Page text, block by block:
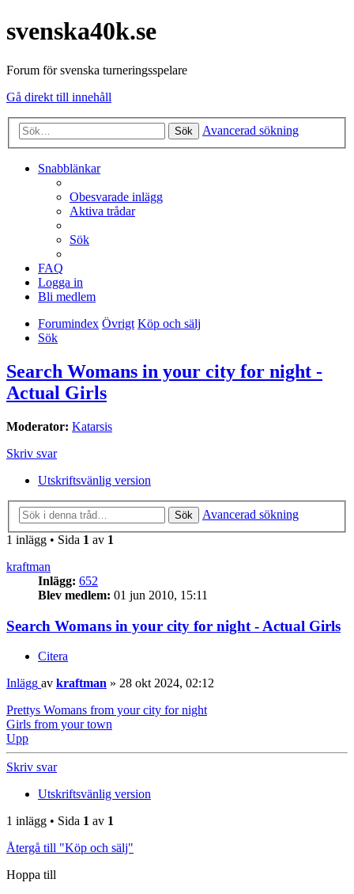
svenska40k.se
Forum för svenska turneringsspelare
Gå direkt till innehåll
Sök Avancerad sökning
Snabblänkar
Obesvarade inlägg
Aktiva trådar
Sök
FAQ
Logga in
Bli medlem
Forumindex Övrigt Köp och sälj
Sök
Search Womans in your city for night -
Actual Girls
Moderator: Katarsis
Skriv svar
Utskriftsvänlig version
Sök
Avancerad sökning
1 inlägg • Sida 1 av 1
kraftman
Inlägg: 652
Blev medlem: 01 jun 2010, 15:11
Search Womans in your city for night - Actual Girls
Citera
Inlägg av kraftman » 28 okt 2024, 02:12
Prettys Womans from your city for night
Girls from your town
Upp
Skriv svar
Utskriftsvänlig version
1 inlägg • Sida 1 av 1
Återgå till "Köp och sälj"
Hoppa till